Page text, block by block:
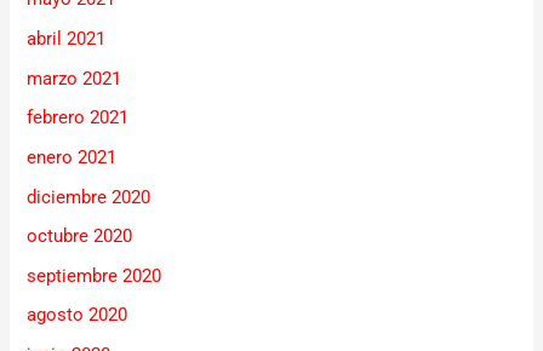
abril 2021
marzo 2021
febrero 2021
enero 2021
diciembre 2020
octubre 2020
septiembre 2020
agosto 2020